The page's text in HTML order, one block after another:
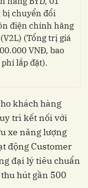
chuyển đổi
điện chính hãng
(V2L) (Tổng trị giá
VNĐ, bao
lắp đặt).
khách hàng
trì kết nối với
xe năng lượng
động Customer
đại lý tiêu chuẩn
hút gần 500